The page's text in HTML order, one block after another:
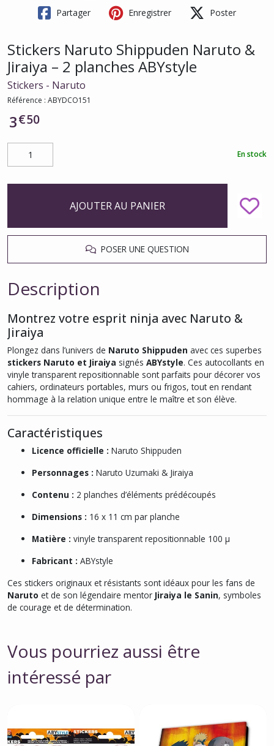
Partager Enregistrer Poster
Stickers Naruto Shippuden Naruto &
Jiraiya – 2 planches ABYstyle
Stickers - Naruto
Référence : ABYDCO151
3€50
En stock
AJOUTER AU PANIER
POSER UNE QUESTION
Description
Montrez votre esprit ninja avec Naruto &
Jiraiya
Plongez dans l’univers de Naruto Shippuden avec ces superbes
stickers Naruto et Jiraiya signés ABYstyle. Ces autocollants en
vinyle transparent repositionnable sont parfaits pour décorer vos
cahiers, ordinateurs portables, murs ou frigos, tout en rendant
hommage à la relation unique entre le maître et son élève.
Caractéristiques
Licence officielle : Naruto Shippuden
Personnages : Naruto Uzumaki & Jiraiya
Contenu : 2 planches d’éléments prédécoupés
Dimensions : 16 x 11 cm par planche
Matière : vinyle transparent repositionnable 100 µ
Fabricant : ABYstyle
Ces stickers originaux et résistants sont idéaux pour les fans de
Naruto et de son légendaire mentor Jiraiya le Sanin, symboles
de courage et de détermination.
Vous pourriez aussi être
intéressé par